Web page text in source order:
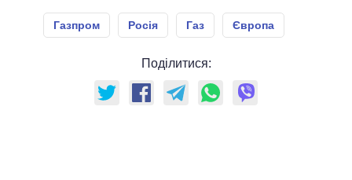
Газпром Росія Газ Європа
Поділитися: